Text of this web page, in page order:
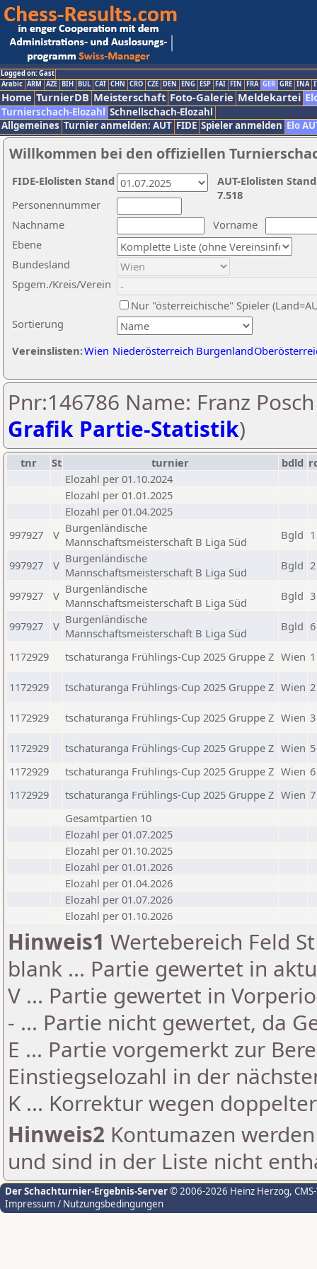
Logged on: Gast
Arabic ARM AZE BIH BUL CAT CHN CRO CZE DEN ENG ESP FAI FIN FRA GER GRE INA
Home TurnierDB Meisterschaft Foto-Galerie Meldekartei
Turnierschach-Elozahl Schnellschach-Elozahl
Allgemeines Turnier anmelden: AUT FIDE Spieler anmelden Elo
Willkommen bei den offiziellen
Nachname
Vorname
Ebene
Sortierung
Personennummer
Bundesland
Spgem./Kreis/Verein
Nur "österreichische" Spieler
Vereinslisten:Wien Niederösterreich Burgenland
AUT-Elolisten
7.518
FIDE-Elolisten Stand
Pnr:146786 Name: Franz
Grafik Partie-Statistik)
tnr St turnier bdld
Elozahl per 01.10.2024
Elozahl per 01.01.2025
Elozahl per 01.04.2025
997927
V Burgenländische
Mannschaftsmeisterschaft B Liga Süd
Bgld 1
997927 V Burgenländische
Mannschaftsmeisterschaft B Liga Süd
Bgld 2
997927 V Burgenländische
Mannschaftsmeisterschaft B Liga Süd
Bgld 3
997927 V Burgenländische
Mannschaftsmeisterschaft B Liga Süd
Bgld 6
1172929 tschaturanga Frühlings-Cup 2025 Gruppe Z Wien 1
1172929 tschaturanga Frühlings-Cup 2025 Gruppe Z Wien 2
1172929 tschaturanga Frühlings-Cup 2025 Gruppe Z Wien 3
1172929 tschaturanga Frühlings-Cup 2025 Gruppe Z Wien 5
1172929
tschaturanga Frühlings-Cup 2025 Gruppe Z Wien 6
1172929
tschaturanga Frühlings-Cup 2025 Gruppe Z Wien 7
Gesamtpartien 10
Elozahl per 01.07.2025
Elozahl per 01.10.2025
Elozahl per 01.01.2026
Elozahl per 01.04.2026
Elozahl per 01.07.2026
Elozahl per 01.10.2026
Hinweis1 Wertebereich Feld
blank ... Partie gewertet in
V ... Partie gewertet in
- ... Partie nicht gewertet, da
E ... Partie vorgemerkt zur
Einstiegselozahl in der
K ... Korrektur wegen
Hinweis2 Kontumazen
und sind in der Liste nicht
Der Schachturnier-Ergebnis-Server© 2006-2026 Heinz Herzog,
Impressum / Nutzungsbedingungen